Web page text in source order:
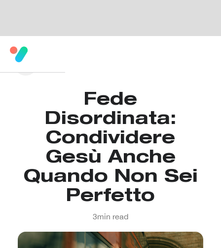
Fede
Disordinata:
Condividere
Gesù Anche
Quando Non Sei
Perfetto
3min read